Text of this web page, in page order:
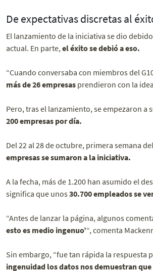
De expectativas discretas al
El lanzamiento de la iniciativa se dio
actual. En parte, el éxito se debió a eso.
“Cuando conversaba con miembros del
más de 26 empresas prendieron con la
Pero, tras el lanzamiento, se empezaron a
200 empresas por día.
Del 22 al 28 de octubre, primera semana
empresas se sumaron a la iniciativa.
A la fecha, más de 1.200 han asumido el
significa que unos30.700 empleados se
“Antes de lanzar la página, algunos
esto es medio ingenuo’“, comenta
Sin embargo, “fue tan rápida la respuesta
ingenuidad los datos nos demuestran